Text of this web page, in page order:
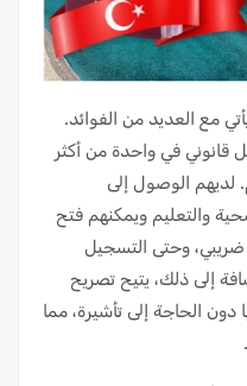
مع العديد من الفوائد.
قانوني في واحدة من أكثر
لديهم الوصول إلى
والتعليم ويمكنهم فتح
وحتى التسجيل
إلى ذلك، يتيح تصريح
دون الحاجة إلى تأشيرة، مما